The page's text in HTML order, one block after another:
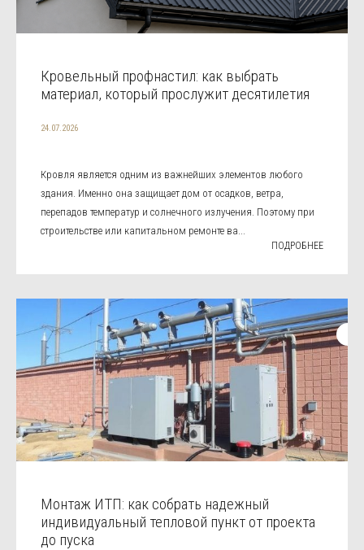
Кровельный профнастил: как выбрать
материал, который прослужит десятилетия
24.07.2026
Кровля является одним из важнейших элементов любого
здания. Именно она защищает дом от осадков, ветра,
перепадов температур и солнечного излучения. Поэтому при
строительстве или капитальном ремонте ва...
ПОДРОБНЕЕ
Монтаж ИТП: как собрать надежный
индивидуальный тепловой пункт от проекта
до пуска